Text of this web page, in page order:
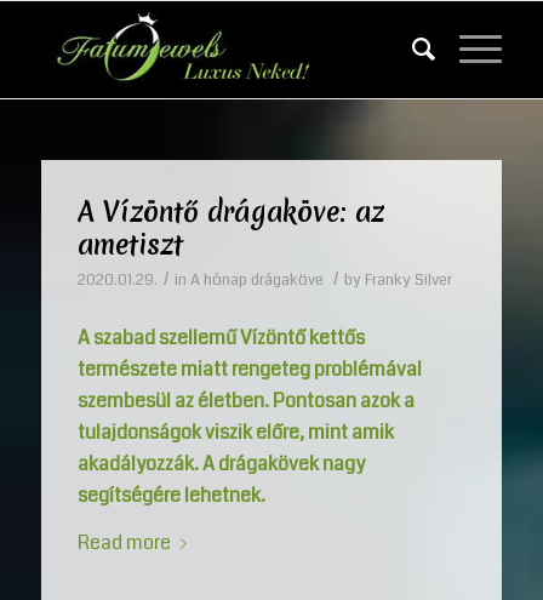
A Vízöntő drágaköve: az
ametiszt
2020.01.29. / in A hónap drágaköve / by Franky Silver
A szabad szellemű Vízöntő kettős
természete miatt rengeteg problémával
szembesül az életben. Pontosan azok a
tulajdonságok viszik előre, mint amik
akadályozzák. A drágakövek nagy
segítségére lehetnek.
Read more